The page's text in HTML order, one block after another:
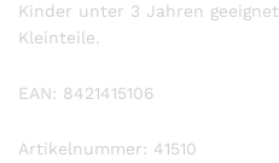
Kinder unter 3 Jahren
Kleinteile.
EAN: 8421415106
Artikelnummer: 41510